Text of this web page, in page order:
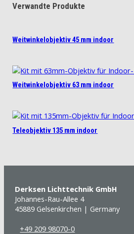
Verwandte Produkte
Weitwinkelobjektiv 45 mm indoor
Weitwinkelobjektiv 63 mm indoor
Teleobjektiv 135 mm indoor
Derksen Lichttechnik GmbH
Johannes-Rau-Allee 4
45889 Gelsenkirchen | Germany
+49 209 98070-0